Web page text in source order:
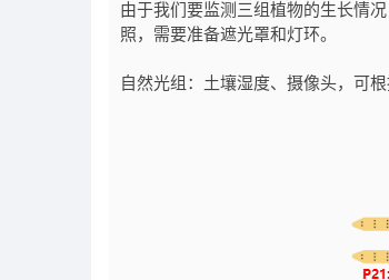
由于我们要监测三组植物的生长情
照，需要准备遮光罩和灯环。
自然光组：土壤湿度、摄像头，可根